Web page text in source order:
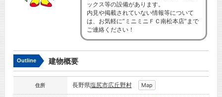
ックス等の設備があります。
内見や掲載されていない情報等について
は、お気軽に”ミニミニＦＣ南松本店”まで
ご連絡ください！
Outline 建物概要
住所 長野県塩尻市広丘野村 Map